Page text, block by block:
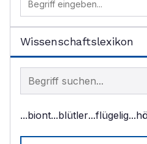
Wissenschaftslexikon
Begriff im Lexikon suchen
...biont...blütler...flügelig